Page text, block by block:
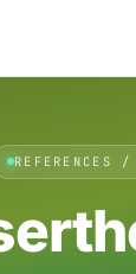
REFERENCES /